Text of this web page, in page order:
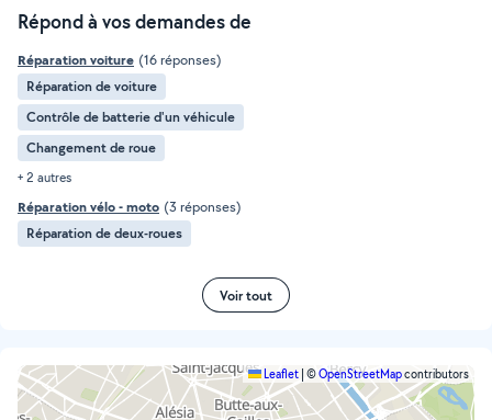
Répond à vos demandes de
Réparation voiture (16 réponses)
Réparation de voiture
Contrôle de batterie d'un véhicule
Changement de roue
+ 2 autres
Réparation vélo - moto (3 réponses)
Réparation de deux-roues
Voir tout
Leaflet ©OpenStreetMapcontributors